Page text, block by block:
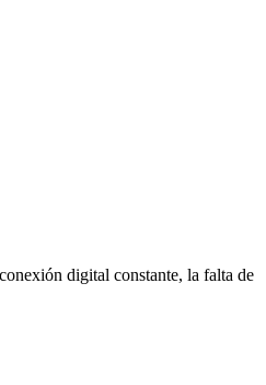
digital constante, la falta de